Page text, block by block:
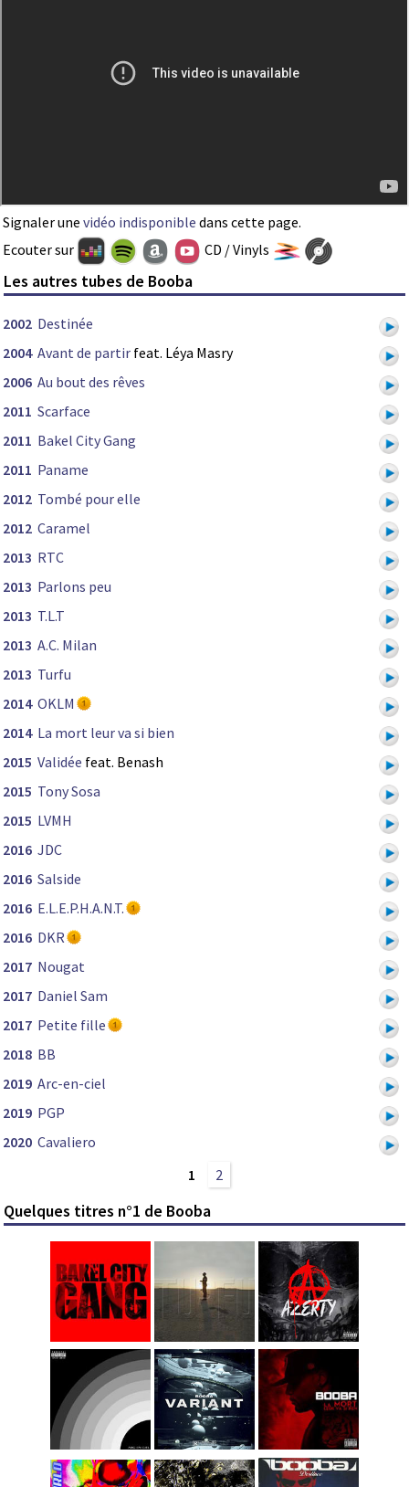
Signaler une vidéo indisponible dans cette page.
Ecouter sur
CD / Vinyls
Les autres tubes de Booba
2002 Destinée
2004 Avant de partir feat. Léya Masry
2006 Au bout des rêves
2011 Scarface
2011 Bakel City Gang
2011 Paname
2012 Tombé pour elle
2012 Caramel
2013 RTC
2013 Parlons peu
2013 T.L.T
2013 A.C. Milan
2013 Turfu
2014 OKLM
2014 La mort leur va si bien
2015 Validée feat. Benash
2015 Tony Sosa
2015 LVMH
2016 JDC
2016 Salside
2016 E.L.E.P.H.A.N.T.
2016 DKR
2017 Nougat
2017 Daniel Sam
2017 Petite fille
2018 BB
2019 Arc-en-ciel
2019 PGP
2020 Cavaliero
1
2
Quelques titres n°1 de Booba